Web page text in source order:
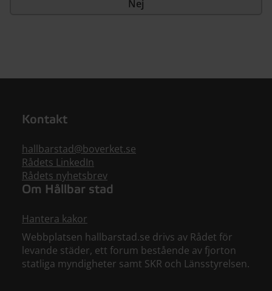
Nej
Kontakt
hallbarstad@boverket.se
Rådets LinkedIn
Rådets nyhetsbrev
Om Hållbar stad
Hantera kakor
Webbplatsen hallbarstad.se drivs av Rådet för
levande städer, ett forum bestående av fjorton
statliga myndigheter samt SKR och Länsstyrelsen.